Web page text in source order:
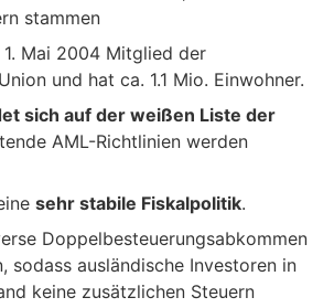
stammen
Mai 2004 Mitglied der
und hat ca. 1.1 Mio. Einwohner.
sich auf der weißen Liste der
AML-Richtlinien werden
sehr stabile Fiskalpolitik.
Doppelbesteuerungsabkommen
sodass ausländische Investoren in
keine zusätzlichen Steuern